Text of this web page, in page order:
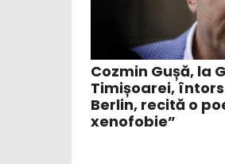
Cozmin Gușă, la
Timișoarei,
Berlin, recită o
xenofobie”